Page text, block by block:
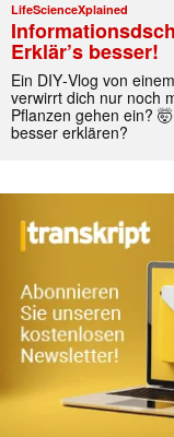
LifeScienceXplained
Erklär’s besser!
Ein DIY‑Vlog von
verwirrt dich nur noch
Pflanzen gehen ein?
besser erklären?